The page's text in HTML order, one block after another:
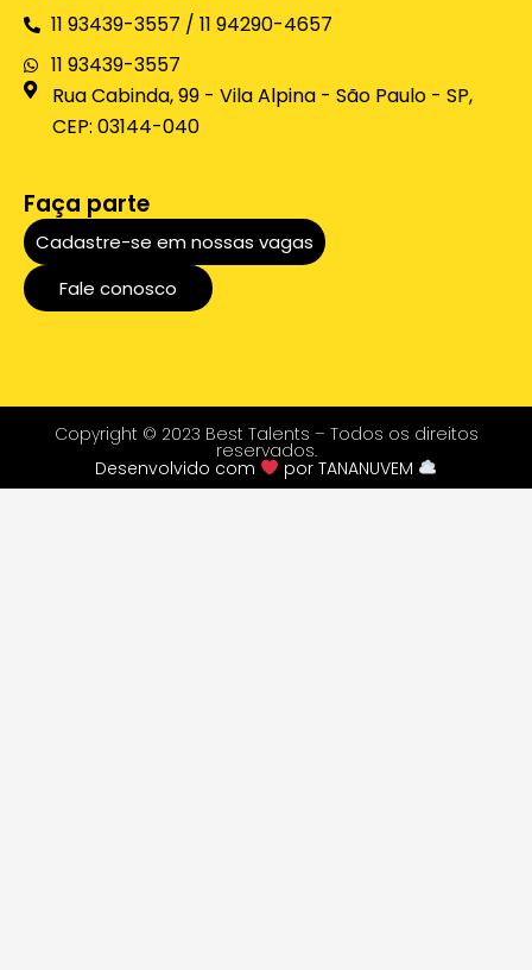
11 93439-3557 / 11 94290-4657
11 93439-3557
Rua Cabinda, 99 - Vila Alpina - São Paulo - SP,
CEP: 03144-040
Faça parte
Cadastre-se em nossas vagas
Fale conosco
Copyright © 2023 Best Talents – Todos os direitos
reservados.
Desenvolvido com por TANANUVEM